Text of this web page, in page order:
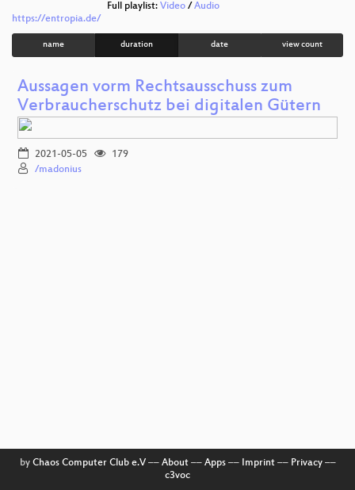
Full playlist: Video / Audio
https://entropia.de/
name duration date view count
Aussagen vorm Rechtsausschuss zum
Verbraucherschutz bei digitalen Gütern
2021-05-05
179
/madonius
by Chaos Computer Club e.V–– About–– Apps–– Imprint–– Privacy––
c3voc